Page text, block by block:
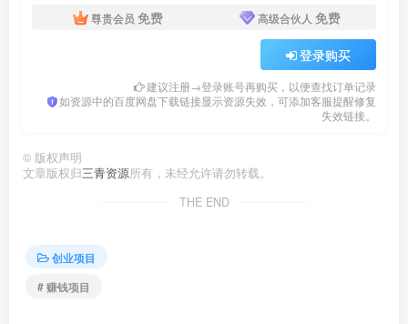
尊贵会员 免费 高级合伙人 免费
登录购买
建议注册→登录账号再购买，以便查找订单记录
如资源中的百度网盘下载链接显示资源失效，可添加客服提醒修复
失效链接。
© 版权声明
文章版权归三青资源所有，未经允许请勿转载。
THE END
创业项目
# 赚钱项目